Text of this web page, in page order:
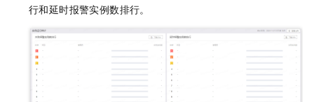
行和延时报警实例数排行。